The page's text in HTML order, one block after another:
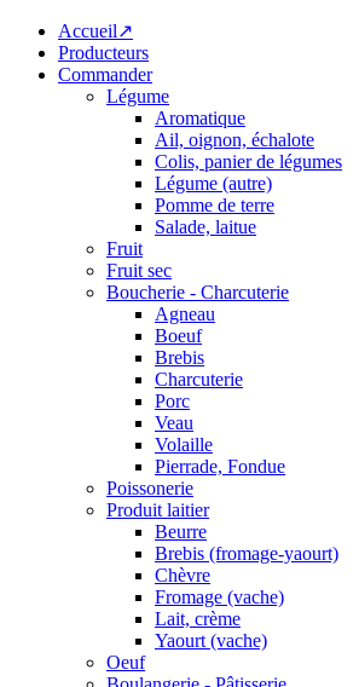
Accueil↗
Producteurs
Commander
Légume
Aromatique
Ail, oignon, échalote
Colis, panier de légumes
Légume (autre)
Pomme de terre
Salade, laitue
Fruit
Fruit sec
Boucherie - Charcuterie
Agneau
Boeuf
Brebis
Charcuterie
Porc
Veau
Volaille
Pierrade, Fondue
Poissonerie
Produit laitier
Beurre
Brebis (fromage-yaourt)
Chèvre
Fromage (vache)
Lait, crème
Yaourt (vache)
Oeuf